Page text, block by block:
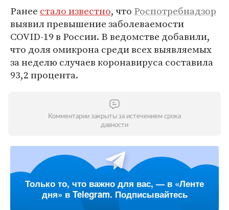
Ранее стало известно, что Роспотребнадзор
выявил превышение заболеваемости
COVID-19 в России. В ведомстве добавили,
что доля омикрона среди всех выявляемых
за неделю случаев коронавируса составила
93,2 процента.
Комментарии закрыты за истечением срока
давности
Только то, что важно для вас, — в «Ленте
дня» в Telegram. Подписывайтесь